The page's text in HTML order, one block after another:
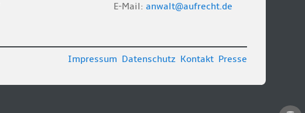
E-Mail: anwalt@aufrecht.de
Impressum Datenschutz Kontakt Presse